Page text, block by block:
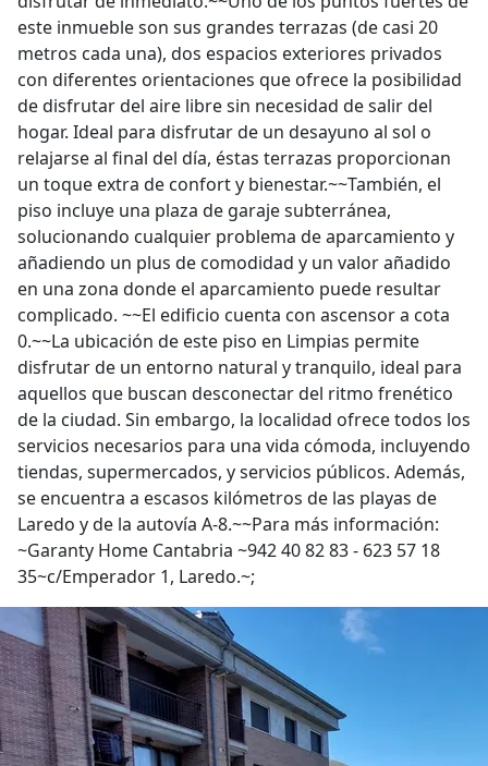
este inmueble son sus grandes terrazas (de casi 20
metros cada una), dos espacios exteriores privados
con diferentes orientaciones que ofrece la posibilidad
de disfrutar del aire libre sin necesidad de salir del
hogar. Ideal para disfrutar de un desayuno al sol o
relajarse al final del día, éstas terrazas proporcionan
un toque extra de confort y bienestar.~~También, el
piso incluye una plaza de garaje subterránea,
solucionando cualquier problema de aparcamiento y
añadiendo un plus de comodidad y un valor añadido
en una zona donde el aparcamiento puede resultar
complicado. ~~El edificio cuenta con ascensor a cota
0.~~La ubicación de este piso en Limpias permite
disfrutar de un entorno natural y tranquilo, ideal para
aquellos que buscan desconectar del ritmo frenético
de la ciudad. Sin embargo, la localidad ofrece todos los
servicios necesarios para una vida cómoda, incluyendo
tiendas, supermercados, y servicios públicos. Además,
se encuentra a escasos kilómetros de las playas de
Laredo y de la autovía A-8.~~Para más información:
~Garanty Home Cantabria ~942 40 82 83 - 623 57 18
35~c/Emperador 1, Laredo.~;